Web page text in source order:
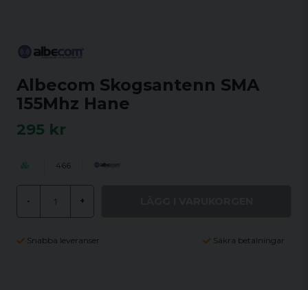
Albecom Skogsantenn SMA
155Mhz Hane
295 kr
466
- +
Snabba leveranser Säkra betalningar